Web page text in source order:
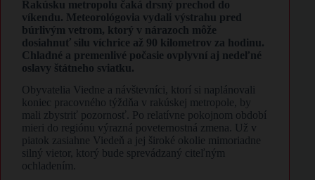
Rakúsku metropolu čaká drsný prechod do
víkendu. Meteorológovia vydali výstrahu pred
búrlivým vetrom, ktorý v nárazoch môže
dosiahnuť silu víchrice až 90 kilometrov za hodinu.
Chladné a premenlivé počasie ovplyvní aj nedeľné
oslavy štátneho sviatku.
Obyvatelia Viedne a návštevníci, ktorí si naplánovali
koniec pracovného týždňa v rakúskej metropole, by
mali zbystriť pozornosť. Po relatívne pokojnom období
mieri do regiónu výrazná poveternostná zmena. Už v
piatok zasiahne Viedeň a jej široké okolie mimoriadne
silný vietor, ktorý bude sprevádzaný citeľným
ochladením.